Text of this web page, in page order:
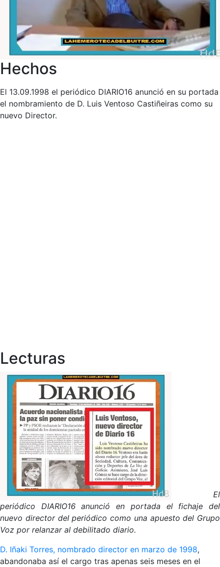
Hechos
El 13.09.1998 el periódico DIARIO16 anunció en su portada
el nombramiento de D. Luis Ventoso Castiñeiras como su
nuevo Director.
Lecturas
El
periódico DIARIO16 anunció en portada el fichaje del
nuevo director del periódico como una apuesto del Grupo
Voz por relanzar al debilitado diario.
D. Iñaki Torres, nombrado director en marzo de 1998,
abandonaba así el cargo tras apenas seis meses en el